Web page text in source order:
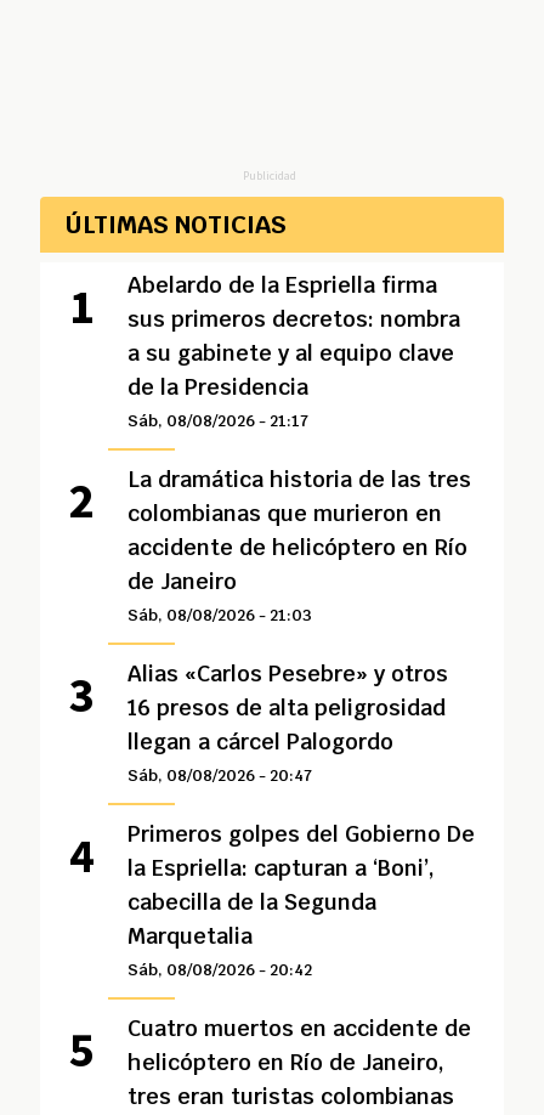
Publicidad
ÚLTIMAS NOTICIAS
Abelardo de la Espriella firma
sus primeros decretos: nombra
a su gabinete y al equipo clave
de la Presidencia
Sáb, 08/08/2026 - 21:17
La dramática historia de las tres
colombianas que murieron en
accidente de helicóptero en Río
de Janeiro
Sáb, 08/08/2026 - 21:03
Alias «Carlos Pesebre» y otros
16 presos de alta peligrosidad
llegan a cárcel Palogordo
Sáb, 08/08/2026 - 20:47
Primeros golpes del Gobierno De
la Espriella: capturan a ‘Boni’,
cabecilla de la Segunda
Marquetalia
Sáb, 08/08/2026 - 20:42
Cuatro muertos en accidente de
helicóptero en Río de Janeiro,
tres eran turistas colombianas